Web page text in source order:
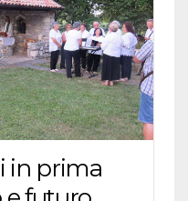
in prima